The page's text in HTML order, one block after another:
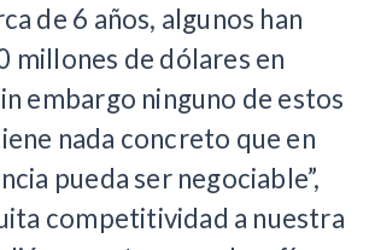
de 6 años, algunos han
millones de dólares en
embargo ninguno de estos
nada concreto que en
pueda ser negociable”,
competitividad a nuestra